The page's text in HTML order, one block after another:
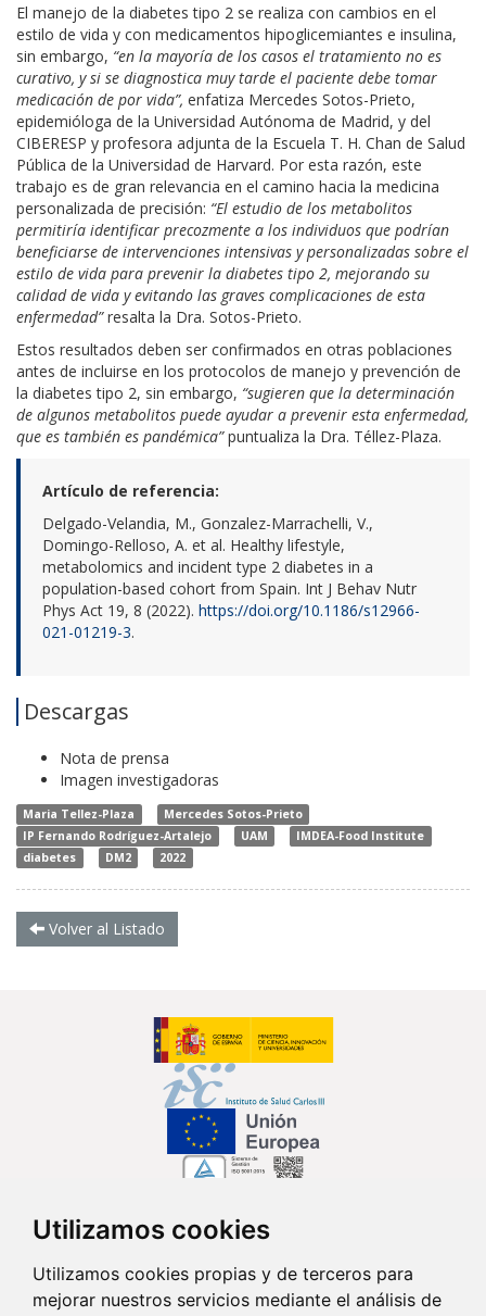
Utilizamos cookies
Utilizamos cookies propias y de terceros para
mejorar nuestros servicios mediante el análisis de
El manejo de la diabetes tipo 2 se realiza con cambios en el
estilo de vida y con medicamentos hipoglicemiantes e insulina,
sin embargo, “en la mayoría de los casos el tratamiento no es
curativo, y si se diagnostica muy tarde el paciente debe tomar
medicación de por vida”, enfatiza Mercedes Sotos-Prieto,
epidemióloga de la Universidad Autónoma de Madrid, y del
CIBERESP y profesora adjunta de la Escuela T. H. Chan de Salud
Pública de la Universidad de Harvard. Por esta razón, este
trabajo es de gran relevancia en el camino hacia la medicina
personalizada de precisión: “El estudio de los metabolitos
permitiría identificar precozmente a los individuos que podrían
beneficiarse de intervenciones intensivas y personalizadas sobre el
estilo de vida para prevenir la diabetes tipo 2, mejorando su
calidad de vida y evitando las graves complicaciones de esta
enfermedad”resalta la Dra. Sotos-Prieto.
Estos resultados deben ser confirmados en otras poblaciones
antes de incluirse en los protocolos de manejo y prevención de
la diabetes tipo 2, sin embargo, “sugieren que la determinación
de algunos metabolitos puede ayudar a prevenir esta enfermedad,
que es también es pandémica”puntualiza la Dra. Téllez-Plaza.
Artículo de referencia:
Delgado-Velandia, M., Gonzalez-Marrachelli, V.,
Domingo-Relloso, A. et al. Healthy lifestyle,
metabolomics and incident type 2 diabetes in a
population-based cohort from Spain. Int J Behav Nutr
Phys Act 19, 8 (2022). https://doi.org/10.1186/s12966-
021-01219-3.
Descargas
Nota de prensa
Imagen investigadoras
Maria Tellez-Plaza
Mercedes Sotos-Prieto
IP Fernando Rodríguez-Artalejo
UAM
IMDEA-Food Institute
diabetes
DM2 2022
Volver al Listado
Síguenos en...